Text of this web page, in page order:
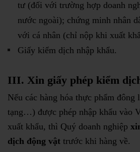
tư (đối với trường hợp doanh
nước ngoài); chứng minh nhân
với cá nhân (chỉ nộp khi xuất
Giấy kiểm dịch nhập khẩu.
III. Xin giấy phép kiểm
Nếu các hàng hóa thực phẩm đông
tạng…) được phép nhập khẩu vào
xuất khẩu, thì Quý doanh nghiệp
dịch động vật trước khi hàng về.